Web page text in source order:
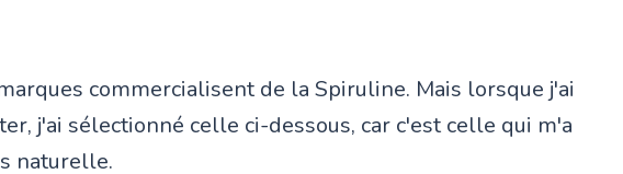
commercialisent de la Spiruline. Mais lorsque j'ai
j'ai sélectionné celle ci-dessous, car c'est celle qui m'a
naturelle.